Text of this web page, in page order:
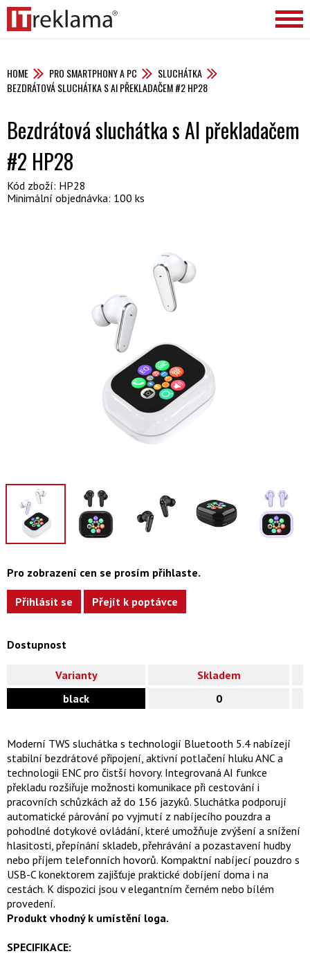
HOME PRO SMARTPHONY A PC
SLUCHÁTKA
BEZDRÁTOVÁ SLUCHÁTKA S AI PŘEKLADAČEM #2 HP28
Bezdrátová sluchátka s AI překladačem
#2 HP28
Kód zboží: HP28
Minimální objednávka: 100 ks
Pro zobrazení cen se prosím přihlaste.
Přihlásit se Přejít k poptávce
Dostupnost
Varianty
Skladem
black
0
Moderní TWS sluchátka s technologií Bluetooth 5.4 nabízejí
stabilní bezdrátové připojení, aktivní potlačení hluku ANC a
technologii ENC pro čistší hovory. Integrovaná AI funkce
překladu rozšiřuje možnosti komunikace při cestování i
pracovních schůzkách až do 156 jazyků. Sluchátka podporují
automatické párování po vyjmutí z nabíjecího pouzdra a
pohodlné dotykové ovládání, které umožňuje zvýšení a snížení
hlasitosti, přepínání skladeb, přehrávání a pozastavení hudby
nebo příjem telefonních hovorů. Kompaktní nabíjecí pouzdro s
USB-C konektorem zajišťuje praktické dobíjení doma i na
cestách. K dispozici jsou v elegantním černém nebo bílém
provedení.
Produkt vhodný k umístění loga.
SPECIFIKACE: